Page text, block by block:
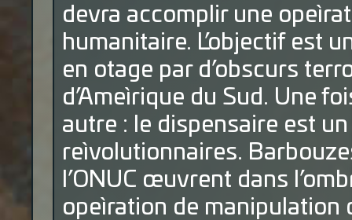
devra accomplir une
humanitaire. L’objectif est
en otage par d’obscurs
d’Ameìrique du Sud. Une
autre : le dispensaire est
reìvolutionnaires.
l’ONUC œuvrent dans
opeìration de manipulation